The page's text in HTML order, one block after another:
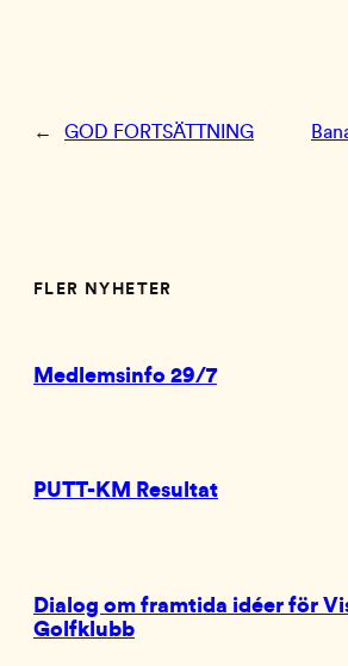
← GOD FORTSÄTTNING
FLER NYHETER
Medlemsinfo 29/7
PUTT-KM Resultat
Dialog om framtida idéer för
Golfklubb